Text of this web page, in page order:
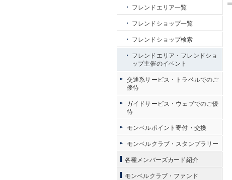
フレンドエリア一覧
フレンドショップ一覧
フレンドショップ検索
フレンドエリア・フレンドショ
ップ主催のイベント
交通系サービス・トラベルでのご
優待
ガイドサービス・ウェブでのご優
待
モンベルポイント寄付・交換
モンベルクラブ・スタンプラリー
各種メンバーズカード紹介
モンベルクラブ・ファンド